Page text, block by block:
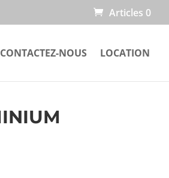
Articles 0
CONTACTEZ-NOUS LOCATION